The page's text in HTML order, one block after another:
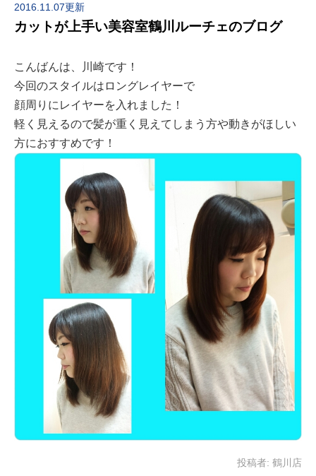
2016.11.07更新
カットが上手い美容室鶴川ルーチェのブログ
こんばんは、川崎です！
今回のスタイルはロングレイヤーで
顔周りにレイヤーを入れました！
軽く見えるので髪が重く見えてしまう方や動きがほしい
方におすすめです！
投稿者: 鶴川店